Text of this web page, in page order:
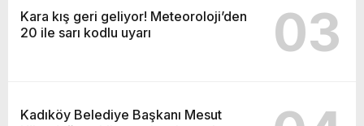
Kara kış geri geliyor! Meteoroloji’den
20 ile sarı kodlu uyarı
03
Kadıköy Belediye Başkanı Mesut